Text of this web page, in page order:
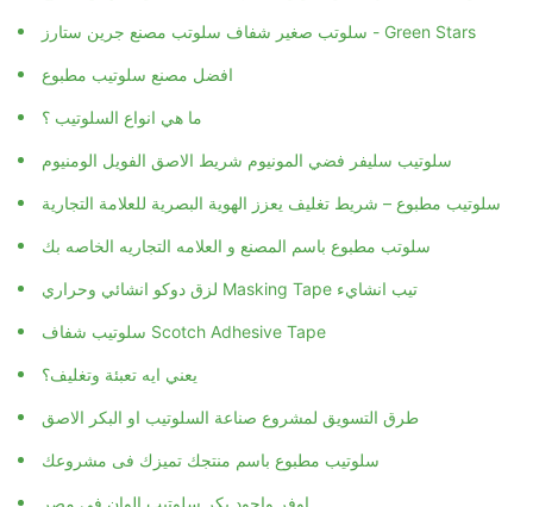
سلوتب صغير شفاف سلوتب مصنع جرين ستارز - Green Stars
افضل مصنع سلوتيب مطبوع
ما هي انواع السلوتيب ؟
سلوتيب سليفر فضي المونيوم شريط الاصق الفويل الومنيوم
سلوتيب مطبوع – شريط تغليف يعزز الهوية البصرية للعلامة التجارية
سلوتب مطبوع باسم المصنع و العلامه التجاريه الخاصه بك
لزق دوكو انشائي وحراري Masking Tape تيب انشايء
سلوتيب شفاف Scotch Adhesive Tape
يعني ايه تعبئة وتغليف؟
طرق التسويق لمشروع صناعة السلوتيب او البكر الاصق
سلوتيب مطبوع باسم منتجك تميزك فى مشروعك
اوفر واجود بكر سلوتيب الوان في مصر